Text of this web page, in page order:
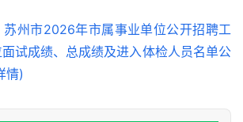
苏州市2026年市属事业单位公开招聘工
试成绩、总成绩及进入体检人员名单公
情)